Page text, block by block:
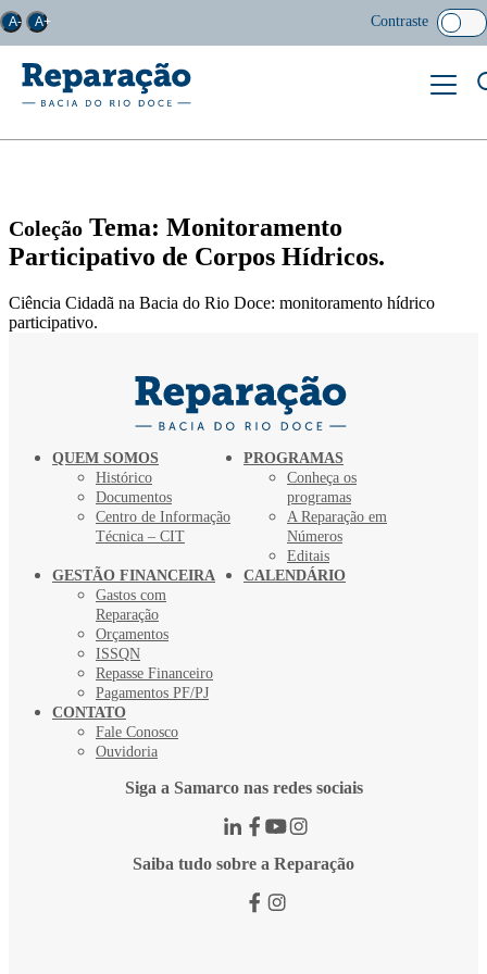
A- A+ Contraste
Coleção Tema: Monitoramento
Participativo de Corpos Hídricos.
Ciência Cidadã na Bacia do Rio Doce: monitoramento hídrico
participativo.
QUEM SOMOS
Histórico
Documentos
Centro de Informação
Técnica – CIT
PROGRAMAS
Conheça os
programas
A Reparação em
Números
Editais
GESTÃO FINANCEIRA
Gastos com
Reparação
Orçamentos
ISSQN
Repasse Financeiro
Pagamentos PF/PJ
CALENDÁRIO
CONTATO
Fale Conosco
Ouvidoria
Siga a Samarco nas redes sociais
Saiba tudo sobre a Reparação